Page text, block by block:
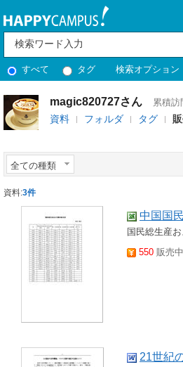
すべて タグ 検索オプション
magic820727さん 累積訪
資料 フォルダ タグ
全ての種類
資料:3件
中国国
国民総生産
550 販売
21世紀